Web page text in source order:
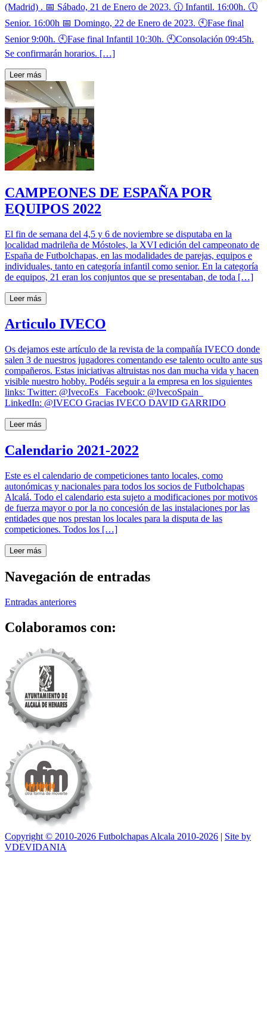
(Madrid) . 📅 Sábado, 21 de Enero de 2023. 🕧 Infantil. 16:00h. 🕔
Senior. 16:00h 📅 Domingo, 22 de Enero de 2023. 🕙Fase final
Senior 9:00h. 🕙Fase final Infantil 10:30h. 🕙Consolación 09:45h.
Se confirmarán horarios. […]
Leer más
CAMPEONES DE ESPAÑA POR
EQUIPOS 2022
El fin de semana del 4,5 y 6 de noviembre se disputaba en la
localidad madrileña de Móstoles, la XVI edición del campeonato de
España de Futbolchapas, en las modalidades de parejas, equipos e
individuales, tanto en categoría infantil como senior. En la categoría
de equipos, 21 eran los conjuntos que se presentaban, de toda […]
Leer más
Articulo IVECO
Os dejamos este artículo de la revista de la compañía IVECO donde
salen 3 de nuestros jugadores comentando ese talento oculto ante sus
compañeros. Estas iniciativas altruistas nos dan mucha vida y hacen
visible nuestro hobby. Podéis seguir a la empresa en los siguientes
links: Twitter: @IvecoEs Facebook: @IvecoSpain
LinkedIn: @IVECO Gracias IVECO DAVID GARRIDO
Leer más
Calendario 2021-2022
Este es el calendario de competiciones tanto locales, como
autonómicas y nacionales para todos los socios de Futbolchapas
Alcalá. Todo el calendario esta sujeto a modificaciones por motivos
de fuerza mayor o por la no concesión de las instalaciones por las
entidades que nos prestan los locales para la disputa de las
competiciones. Todos los […]
Leer más
Navegación de entradas
Entradas anteriores
Colaboramos con:
Copyright © 2010-2026 Futbolchapas Alcala 2010-2026 | Site by
VDEVIDANIA